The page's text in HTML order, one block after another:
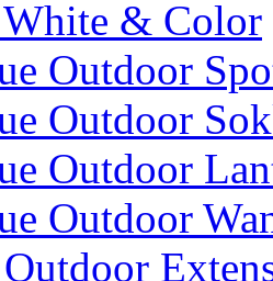
& Color
Outdoor
Outdoor
Outdoor
Outdoor